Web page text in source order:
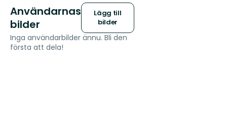
Användarnas
bilder
Lägg till
bilder
Inga användarbilder ännu. Bli den
första att dela!